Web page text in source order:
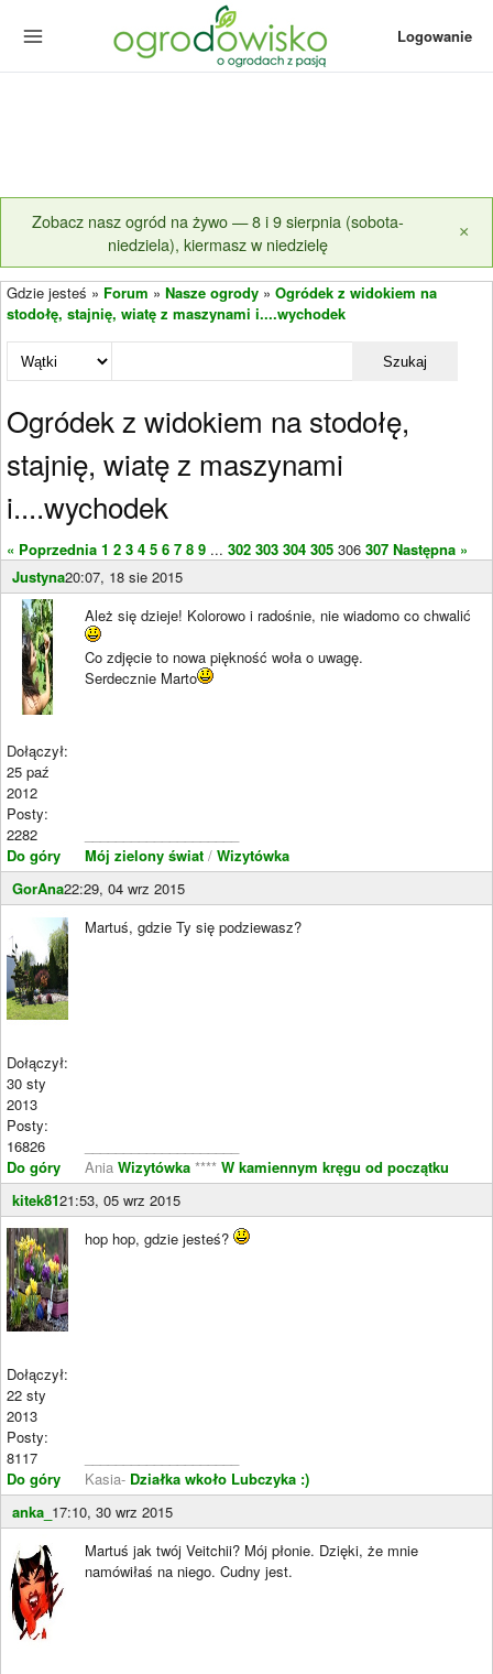
Logowanie
Zobacz nasz ogród na żywo — 8 i 9 sierpnia (sobota-
niedziela), kiermasz w niedzielę
×
Gdzie jesteś » Forum » Nasze ogrody » Ogródek z widokiem na
stodołę, stajnię, wiatę z maszynami i....wychodek
Szukaj
Ogródek z widokiem na stodołę,
stajnię, wiatę z maszynami
i....wychodek
« Poprzednia 1 2 3 4 5 6 7 8 9 ... 302 303 304 305 306 307 Następna »
Justyna20:07, 18 sie 2015
Dołączył:
25 paź
2012
Posty:
2282
Do góry
Ależ się dzieje! Kolorowo i radośnie, nie wiadomo co chwalić
Co zdjęcie to nowa piękność woła o uwagę.
Serdecznie Marto
Mój zielony świat / Wizytówka
GorAna22:29, 04 wrz 2015
Dołączył:
30 sty
2013
Posty:
16826
Do góry
Martuś, gdzie Ty się podziewasz?
Ania Wizytówka **** W kamiennym kręgu od początku
kitek8121:53, 05 wrz 2015
Dołączył:
22 sty
2013
Posty:
8117
Do góry
hop hop, gdzie jesteś?
Kasia- Działka wkoło Lubczyka :)
anka_ 17:10, 30 wrz 2015
Martuś jak twój Veitchii? Mój płonie. Dzięki, że mnie
namówiłaś na niego. Cudny jest.